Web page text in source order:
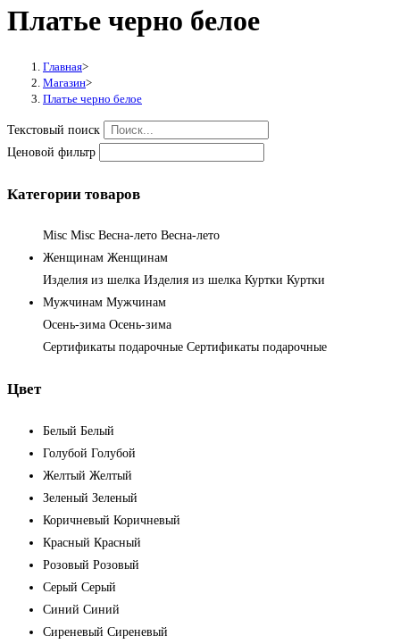
Платье черно белое
Главная>
Магазин>
Платье черно белое
Текстовый поиск
Ценовой фильтр
Категории товаров
Misc Misc Весна-лето Весна-лето
Женщинам Женщинам
Изделия из шелка Изделия из шелка Куртки Куртки
Мужчинам Мужчинам
Осень-зима Осень-зима
Сертификаты подарочные Сертификаты подарочные
Цвет
Белый Белый
Голубой Голубой
Желтый Желтый
Зеленый Зеленый
Коричневый Коричневый
Красный Красный
Розовый Розовый
Серый Серый
Синий Синий
Сиреневый Сиреневый